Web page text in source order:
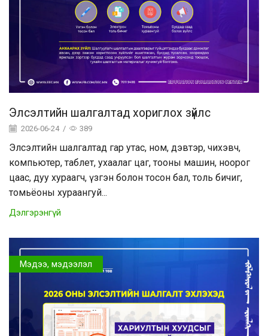
Элсэлтийн шалгалтад хориглох зүйлс
2026-06-24 / 389
Элсэлтийн шалгалтад гар утас, ном, дэвтэр, чихэвч,
компьютер, таблет, ухаалаг цаг, тооны машин, ноорог
цаас, дуу хураагч, үзгэн болон тосон бал, толь бичиг,
томьёоны хураангуй...
Дэлгэрэнгүй
Мэдээ, мэдээлэл